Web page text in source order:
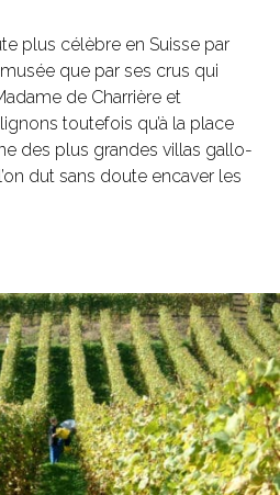
plus célèbre en Suisse par
que par ses crus qui
de Charrière et
toutefois qu’à la place
des plus grandes villas gallo-
dut sans doute encaver les